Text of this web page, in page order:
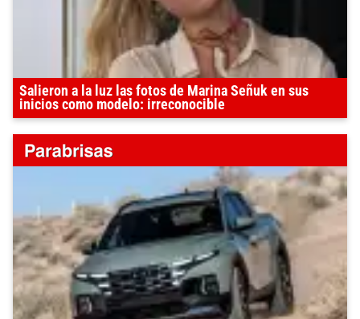
Salieron a la luz las fotos de Marina Señuk en sus
inicios como modelo: irreconocible